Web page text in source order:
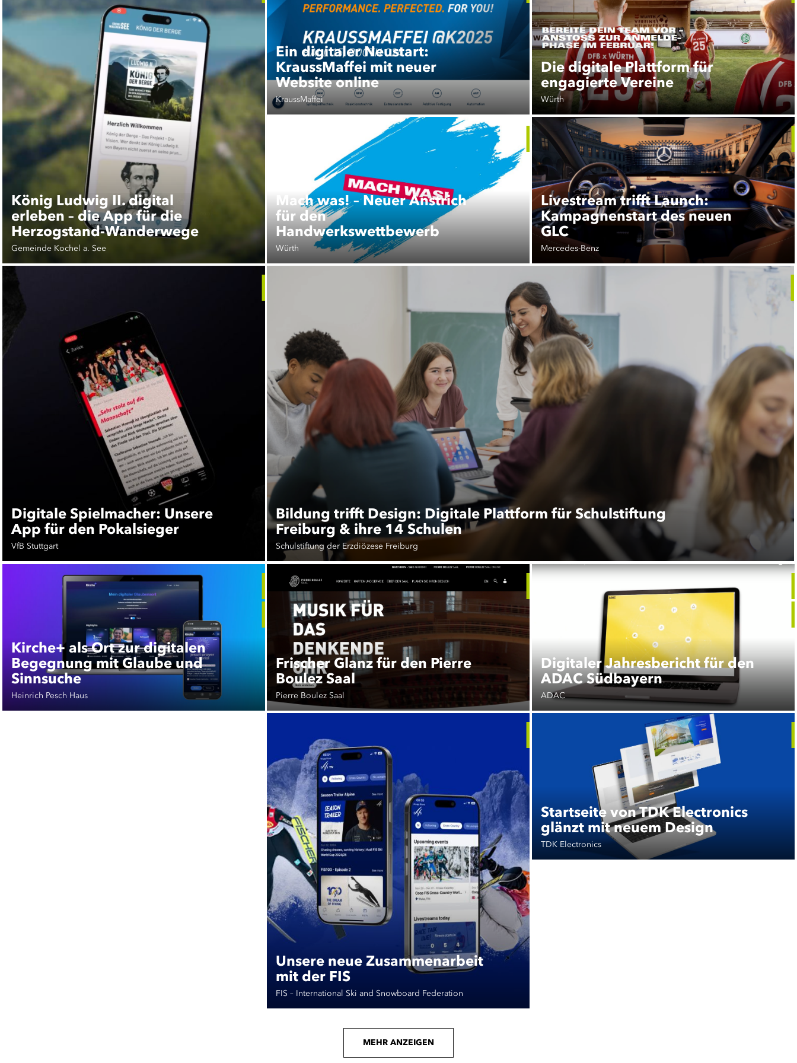
Die digitale Plattform für
engagierte Vereine
Würth
König Ludwig II. digital
erleben – die App für die
Herzogstand-Wanderwege
Gemeinde Kochel a. See
Ein digitaler Neustart:
KraussMaffei mit neuer
Website online
KraussMaffei
Livestream trifft Launch:
Kampagnenstart des neuen
GLC
Mercedes-Benz
Bildung trifft Design: Digitale Plattform für Schulstiftung
Freiburg & ihre 14 Schulen
Schulstiftung der Erzdiözese Freiburg
Digitale Spielmacher: Unsere
App für den Pokalsieger
VfB Stuttgart
Mach was! – Neuer Anstrich
für den
Handwerkswettbewerb
Würth
Frischer Glanz für den Pierre
Boulez Saal
Pierre Boulez Saal
Digitaler Jahresbericht für den
ADAC Südbayern
ADAC
Kirche+ als Ort zur digitalen
Begegnung mit Glaube und
Sinnsuche
Heinrich Pesch Haus
Unsere neue Zusammenarbeit
mit der FIS
FIS – International Ski and Snowboard Federation
Startseite von TDK Electronics
glänzt mit neuem Design
TDK Electronics
MEHR ANZEIGEN